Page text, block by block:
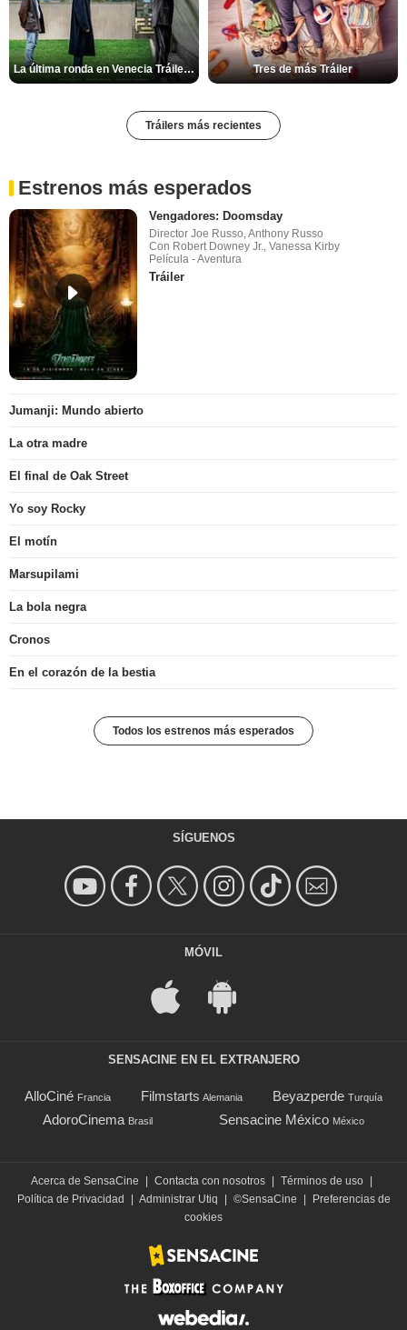
La última ronda en Venecia Tráiler VOSE Tres de más Tráiler
Tráilers más recientes
Estrenos más esperados
Vengadores: Doomsday
Director Joe Russo, Anthony Russo
Con Robert Downey Jr., Vanessa Kirby
Película - Aventura
Tráiler
Jumanji: Mundo abierto
La otra madre
El final de Oak Street
Yo soy Rocky
El motín
Marsupilami
La bola negra
Cronos
En el corazón de la bestia
Todos los estrenos más esperados
SÍGUENOS
MÓVIL
SENSACINE EN EL EXTRANJERO
AlloCiné Francia Filmstarts Alemania Beyazperde Turquía
AdoroCinema Brasil Sensacine México México
Acerca de SensaCine Contacta con nosotros Términos de uso
Política de Privacidad
Administrar Utiq ©SensaCine
Preferencias de
cookies